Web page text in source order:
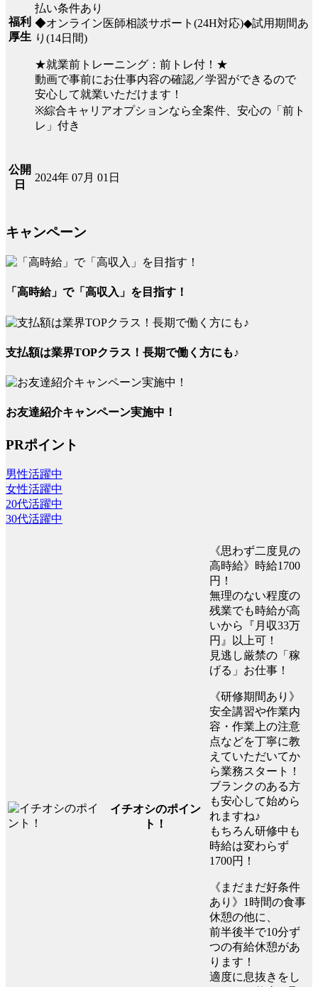
福利
厚生
払い条件あり
◆オンライン医師相談サポート(24H対応)◆試用期間あ
り(14日間)
★就業前トレーニング：前トレ付！★
動画で事前にお仕事内容の確認／学習ができるので
安心して就業いただけます！
※綜合キャリアオプションなら全案件、安心の「前ト
レ」付き
公開
日
2024年 07月 01日
キャンペーン
「高時給」で「高収入」を目指す！
支払額は業界TOPクラス！長期で働く方にも♪
お友達紹介キャンペーン実施中！
PRポイント
男性活躍中
女性活躍中
20代活躍中
30代活躍中
イチオシのポイン
ト！
《思わず二度見の
高時給》時給1700
円！
無理のない程度の
残業でも時給が高
いから『月収33万
円』以上可！
見逃し厳禁の「稼
げる」お仕事！
《研修期間あり》
安全講習や作業内
容・作業上の注意
点などを丁寧に教
えていただいてか
ら業務スタート！
ブランクのある方
も安心して始めら
れますね♪
もちろん研修中も
時給は変わらず
1700円！
《まだまだ好条件
あり》1時間の食事
休憩の他に、
前半後半で10分ず
つの有給休憩があ
ります！
適度に息抜きをし